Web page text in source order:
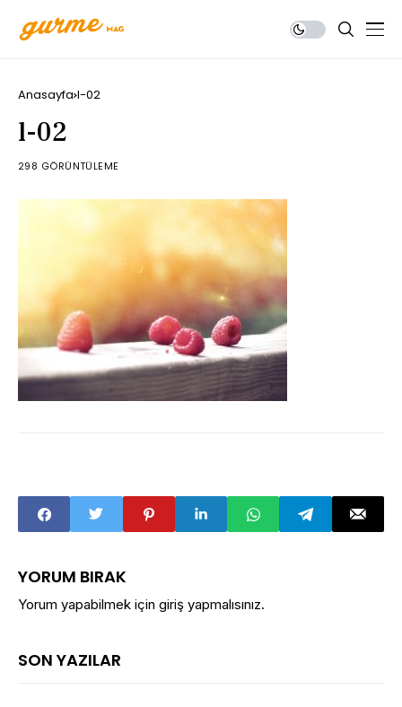
Anasayfa l-02
l-02
298 GÖRÜNTÜLEME
YORUM BIRAK
Yorum yapabilmek için giriş yapmalısınız.
SON YAZILAR